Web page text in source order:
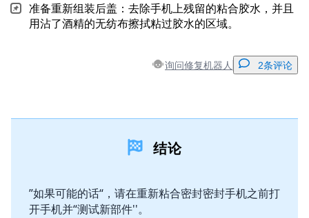
准备重新组装后盖：去除手机上残留的粘合胶水，并且
用沾了酒精的无纺布擦拭粘过胶水的区域。
询问修复机器人 2条评论
结论
”如果可能的话“，请在重新粘合密封密封手机之前打
开手机并“测试新部件''。